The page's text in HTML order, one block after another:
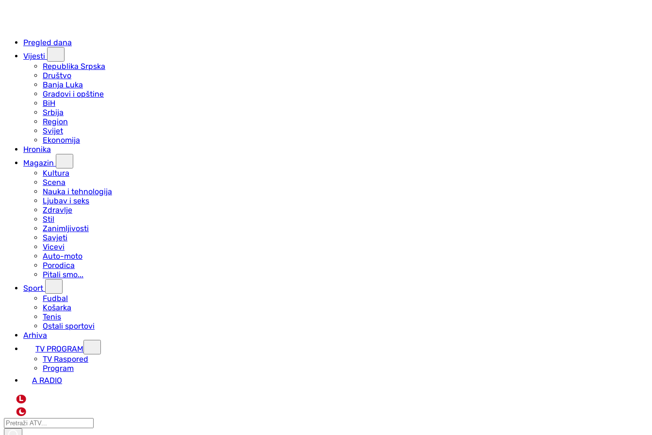
Pregled dana
Vijesti
Republika Srpska
Društvo
Banja Luka
Gradovi i opštine
BiH
Srbija
Region
Svijet
Ekonomija
Hronika
Magazin
Kultura
Scena
Nauka i tehnologija
Ljubav i seks
Zdravlje
Stil
Zanimljivosti
Savjeti
Vicevi
Auto-moto
Porodica
Pitali smo...
Sport
Fudbal
Košarka
Tenis
Ostali sportovi
Arhiva
TV PROGRAM
ТV Raspored
Program
A RADIO
L